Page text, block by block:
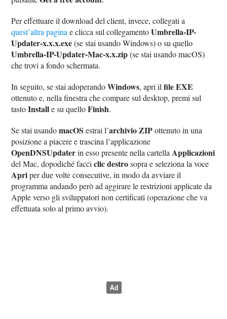
Per effettuare il download del client, invece, collegati a
quest’altra pagina e clicca sul collegamentoUmbrella-IP-
Updater-x.x.x.exe(se stai usando Windows) o su quello
Umbrella-IP-Updater-Mac-x.x.zip(se stai usando macOS)
che trovi a fondo schermata.
In seguito, se stai adoperandoWindows, apri ilfile EXE
ottenuto e, nella finestra che compare sul desktop, premi sul
tastoInstalle su quelloFinish.
Se stai usandomacOS estrai l’archivio ZIPottenuto in una
posizione a piacere e trascina l’applicazione
OpenDNSUpdaterin esso presente nella cartella Applicazioni
del Mac, dopodiché facciclic destrosopra e seleziona la voce
Apriper due volte consecutive, in modo da avviare il
programma andando però ad aggirare le restrizioni applicate da
Apple verso gli sviluppatori non certificati (operazione che va
effettuata solo al primo avvio).